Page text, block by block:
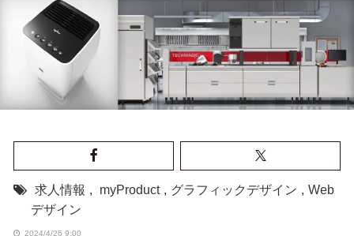
求人情報 , myProduct , グラフィックデザイン , Web
デザイン
2024/4/26 9:00